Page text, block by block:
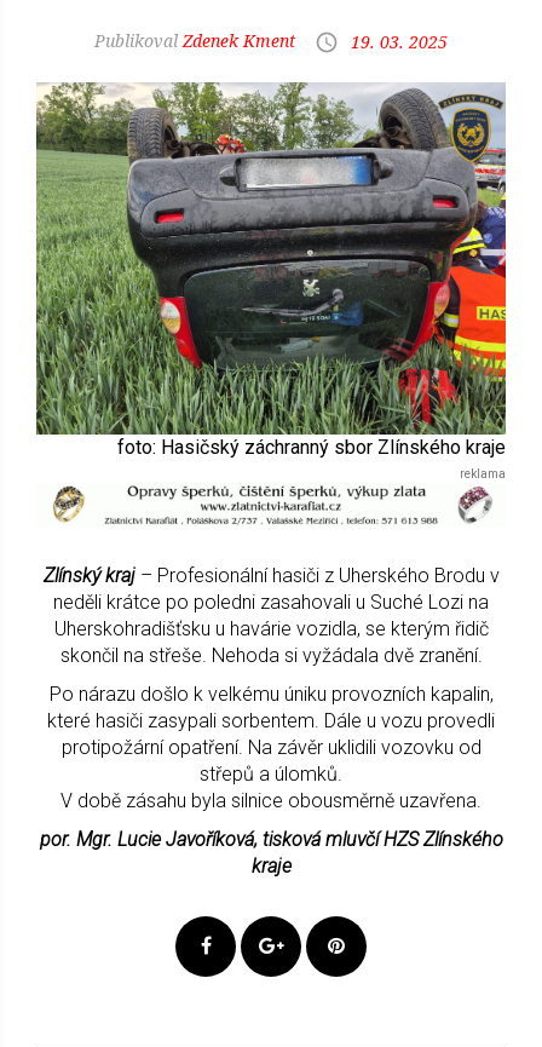
Zdenek Kment 19. 03. 2025
foto: Hasičský záchranný sbor Zlínského kraje
Zlínský kraj – Profesionální hasiči z Uherského Brodu v
neděli krátce po poledni zasahovali u Suché Lozi na
Uherskohradišťsku u havárie vozidla, se kterým řidič
skončil na střeše. Nehoda si vyžádala dvě zranění.
Po nárazu došlo k velkému úniku provozních kapalin,
které hasiči zasypali sorbentem. Dále u vozu provedli
protipožární opatření. Na závěr uklidili vozovku od
střepů a úlomků.
V době zásahu byla silnice obousměrně uzavřena.
por. Mgr. Lucie Javoříková, tisková mluvčí HZS Zlínského
kraje